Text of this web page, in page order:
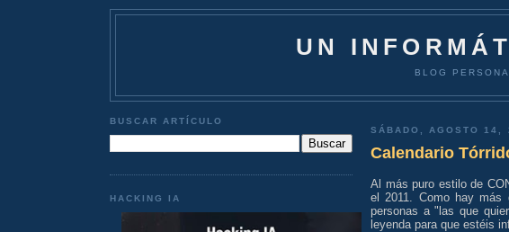
UN
BLOG
BUSCAR ARTÍCULO
HACKING IA
SÁBADO, AGOSTO 14,
Calendario
Al más puro estilo de
el 2011. Como hay
personas a "las que
leyenda para que estéis